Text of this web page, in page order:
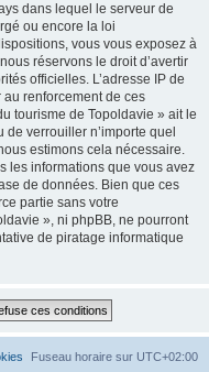
dans lequel le serveur de
ou encore la loi
vous vous exposez à
réservons le droit d’avertir
officielles. L’adresse IP de
au renforcement de ces
tourisme de Topoldavie » ait le
verrouiller n’importe quel
estimons cela nécessaire.
les informations que vous avez
de données. Bien que ces
partie sans votre
», ni phpBB, ne pourront
de piratage informatique
Fuseau horaire sur UTC+02:00